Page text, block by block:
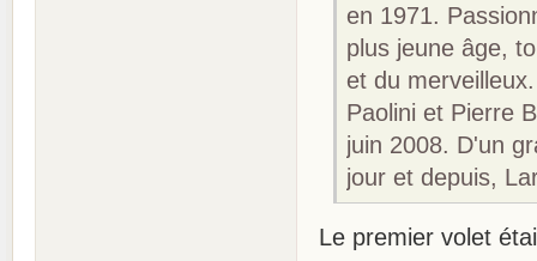
en 1971.
plus jeune âge,
et du
Paolini et Pierre
juin 2008. D'un
jour et depuis,
Le premier volet